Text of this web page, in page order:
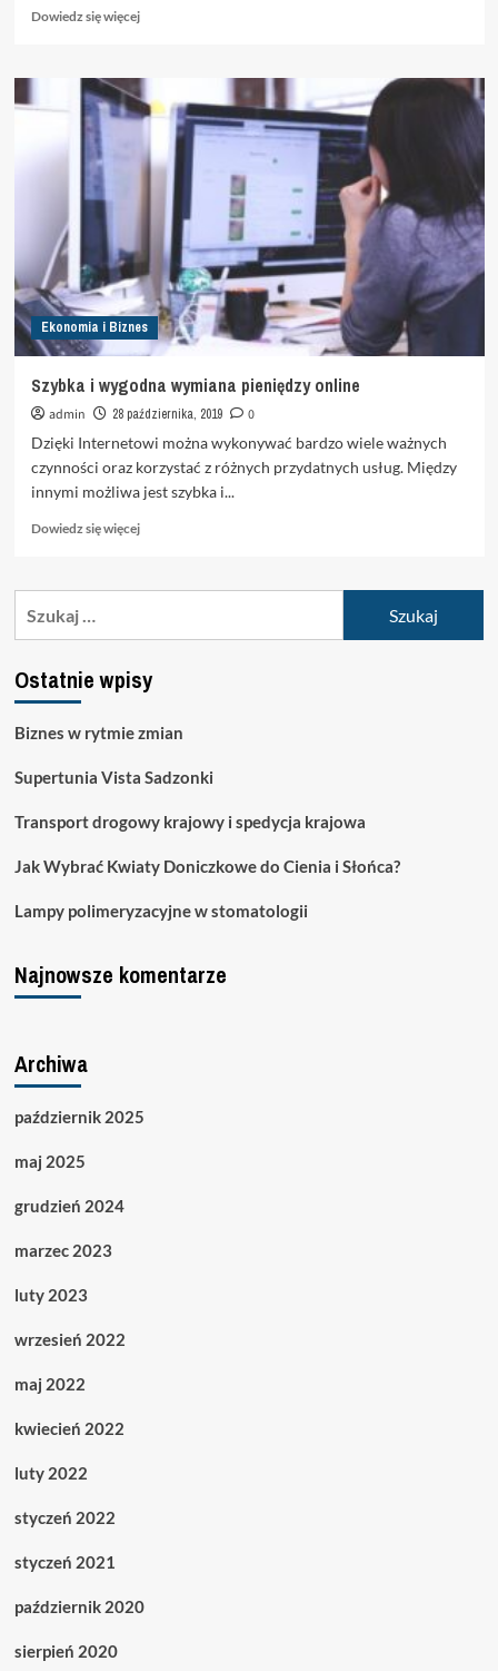
Dowiedz się więcejDowiedz
o
Wybór
platformy
finansowej
Ekonomia i Biznes
Szybka i wygodna wymiana pieniędzy online
admin 28 października, 2019
0
Dzięki Internetowi można wykonywać bardzo wiele ważnych
czynności oraz korzystać z różnych przydatnych usług. Między
innymi możliwa jest szybka i...
Dowiedz się więcejDowiedz
o
wymiana
pieniędzy
Ostatnie wpisy
Biznes w rytmie zmian
Supertunia Vista Sadzonki
Transport drogowy krajowy i spedycja krajowa
Jak Wybrać Kwiaty Doniczkowe do Cienia i Słońca?
Lampy polimeryzacyjne w stomatologii
Najnowsze komentarze
Archiwa
październik 2025
maj 2025
grudzień 2024
marzec 2023
luty 2023
wrzesień 2022
maj 2022
kwiecień 2022
luty 2022
styczeń 2022
styczeń 2021
październik 2020
sierpień 2020